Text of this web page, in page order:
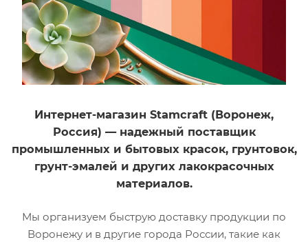
Морозостойкость,
Повышение
сцепления
материалов с
основанием,
Термостойкость
Кремнийорганический
Графит
Фасовка (л)
сцепления
материалов с
основанием,
Термостойкость
Кремнийорганический
Цвет
Шоколад
Фасовка (л)
0,52
Интернет-магазин Stamcraft (Воронеж,
Россия) — надежный поставщик
промышленных и бытовых красок, грунтовок,
грунт-эмалей и других лакокрасочных
материалов.
Мы организуем быструю доставку продукции по
Воронежу и в другие города России, такие как